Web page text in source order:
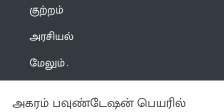
குற்றம்
அரசியல்
மேலும்
அகரம் பவுண்டேஷன் பெயரில்